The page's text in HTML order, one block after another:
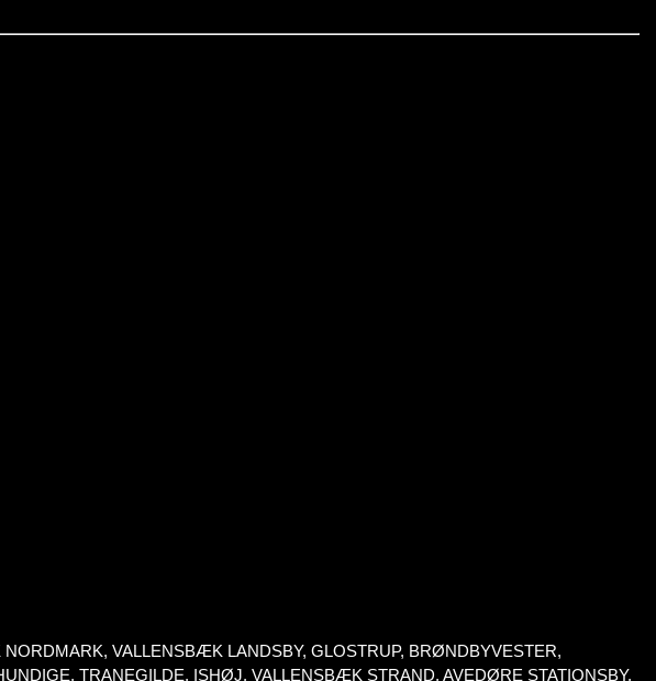
VALLENSBÆK LANDSBY, GLOSTRUP, BRØNDBYVESTER,
TRANEGILDE, ISHØJ, VALLENSBÆK STRAND, AVEDØRE STATIONSBY,